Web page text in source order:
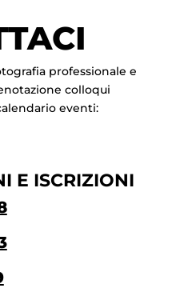
professionale e
colloqui
eventi:
E ISCRIZIONI